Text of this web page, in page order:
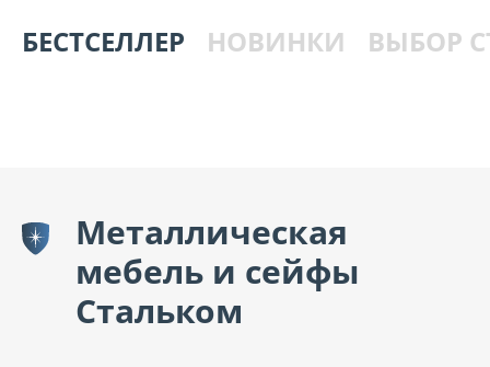
БЕСТСЕЛЛЕР НОВИНКИ ВЫБОР
Металлическая
мебель и сейфы
Стальком